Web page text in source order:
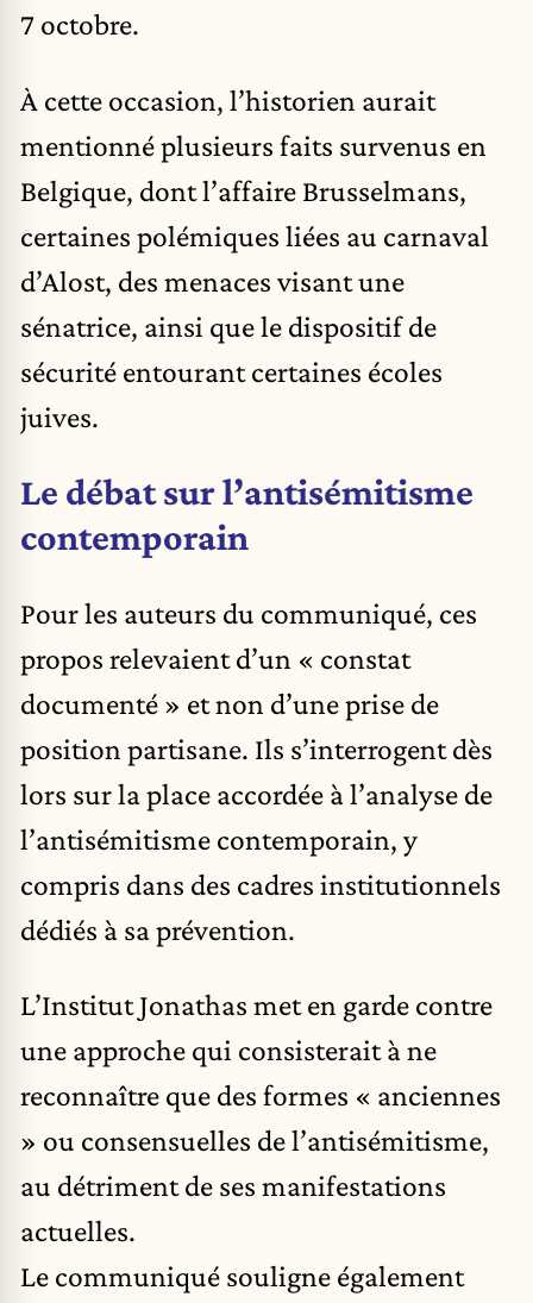
7 octobre.
À cette occasion, l’historien aurait
mentionné plusieurs faits survenus en
Belgique, dont l’affaire Brusselmans,
certaines polémiques liées au carnaval
d’Alost, des menaces visant une
sénatrice, ainsi que le dispositif de
sécurité entourant certaines écoles
juives.
Le débat sur l’antisémitisme
contemporain
Pour les auteurs du communiqué, ces
propos relevaient d’un « constat
documenté » et non d’une prise de
position partisane. Ils s’interrogent dès
lors sur la place accordée àl’analyse de
l’antisémitisme contemporain, y
compris dans des cadres institutionnels
dédiés à sa prévention.
L’Institut Jonathas met en garde contre
une approche qui consisterait à ne
reconnaître que des formes « anciennes
» ou consensuelles de l’antisémitisme,
au détriment de ses manifestations
actuelles.
Le communiqué souligne également